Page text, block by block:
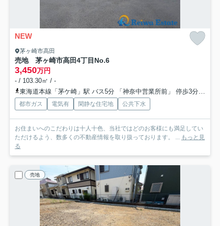
NEW
茅ヶ崎市高田
売地 茅ヶ崎市高田4丁目 No.6
3,450万円
- / 103.30㎡ / -
東海道本線「茅ケ崎」駅 バス5分 「神奈中営業所前」 停歩3分
都市ガス 電気有 閑静な住宅地 公共下水
お住まいへのこだわりは十人十色、当社ではどのお客様にも満足してい
ただけるよう、数多くの不動産情報を取り扱っております。 ... もっと見
る
売地